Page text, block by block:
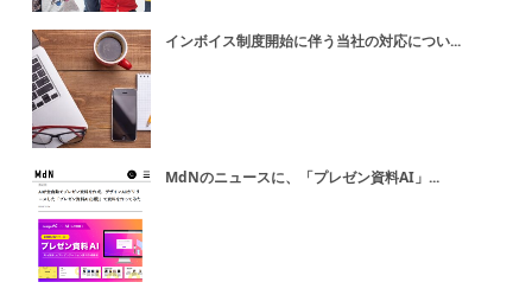
インボイス制度開始に伴う当社の対応につい...
MdNのニュースに、「プレゼン資料AI」...